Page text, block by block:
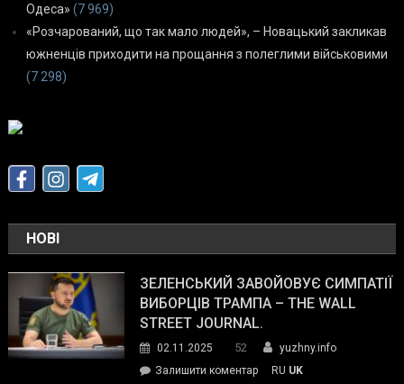
Одеса» (7 969)
«Розчарований, що так мало людей», – Новацький закликав
южненців приходити на прощання з полеглими військовими
(7 298)
НОВІ
ЗЕЛЕНСЬКИЙ ЗАВОЙОВУЄ СИМПАТІЇ
ВИБОРЦІВ ТРАМПА – THE WALL
STREET JOURNAL.
02.11.2025 52
yuzhny.info
Залишити коментарon
RU UK